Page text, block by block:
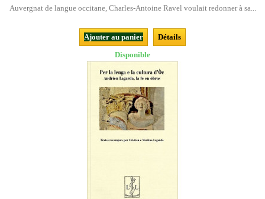
Auvergnat de langue occitane, Charles-Antoine Ravel voulait redonner à sa...
Ajouter au panier
Détails
Disponible